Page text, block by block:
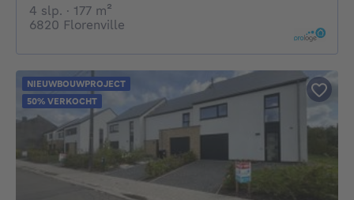
4 slp. 4 slaapkamers
· 177 m²
6820 Florenville
NIEUWBOUWPROJECT
50% VERKOCHT